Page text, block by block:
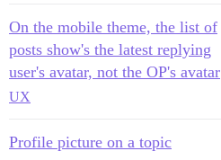
On the mobile theme, the list of
posts show's the latest replying
user's avatar, not the OP's avatar
UX
Profile picture on a topic